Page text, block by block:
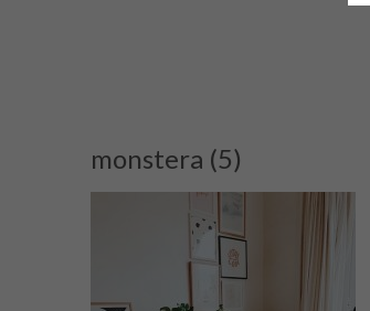
monstera (5)